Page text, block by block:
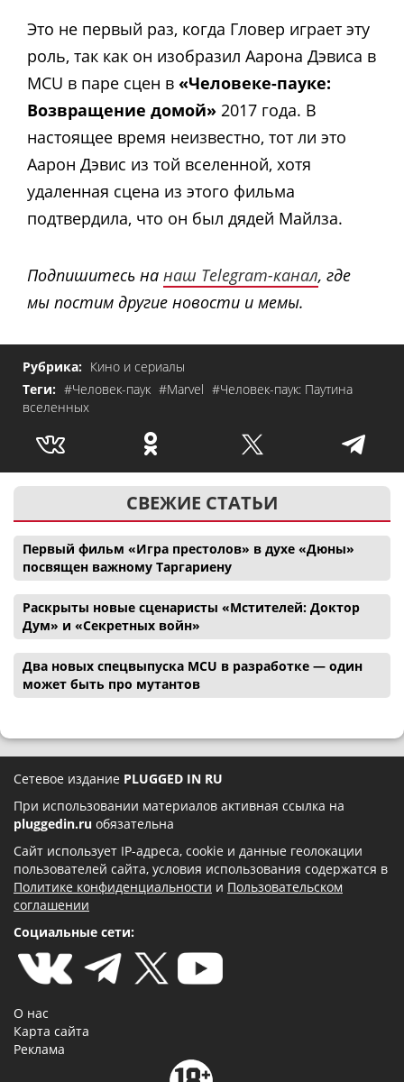
Это не первый раз, когда Гловер играет эту
роль, так как он изобразил Аарона Дэвиса в
MCU в паре сцен в «Человеке-пауке:
Возвращение домой» 2017 года. В
настоящее время неизвестно, тот ли это
Аарон Дэвис из той вселенной, хотя
удаленная сцена из этого фильма
подтвердила, что он был дядей Майлза.
Подпишитесь на наш Telegram-канал, где
мы постим другие новости и мемы.
Рубрика: Кино и сериалы
Теги: #Человек-паук #Marvel #Человек-паук: Паутина
вселенных
СВЕЖИЕ СТАТЬИ
Первый фильм «Игра престолов» в духе «Дюны»
посвящен важному Таргариену
Раскрыты новые сценаристы «Мстителей: Доктор
Дум» и «Секретных войн»
Два новых спецвыпуска MCU в разработке — один
может быть про мутантов
Сетевое издание PLUGGED IN RU
При использовании материалов активная ссылка на
pluggedin.ru обязательна
Сайт использует IP-адреса, cookie и данные геолокации
пользователей сайта, условия использования содержатся в
Политике конфиденциальности и Пользовательском
соглашении
Социальные сети:
О нас
Карта сайта
Реклама